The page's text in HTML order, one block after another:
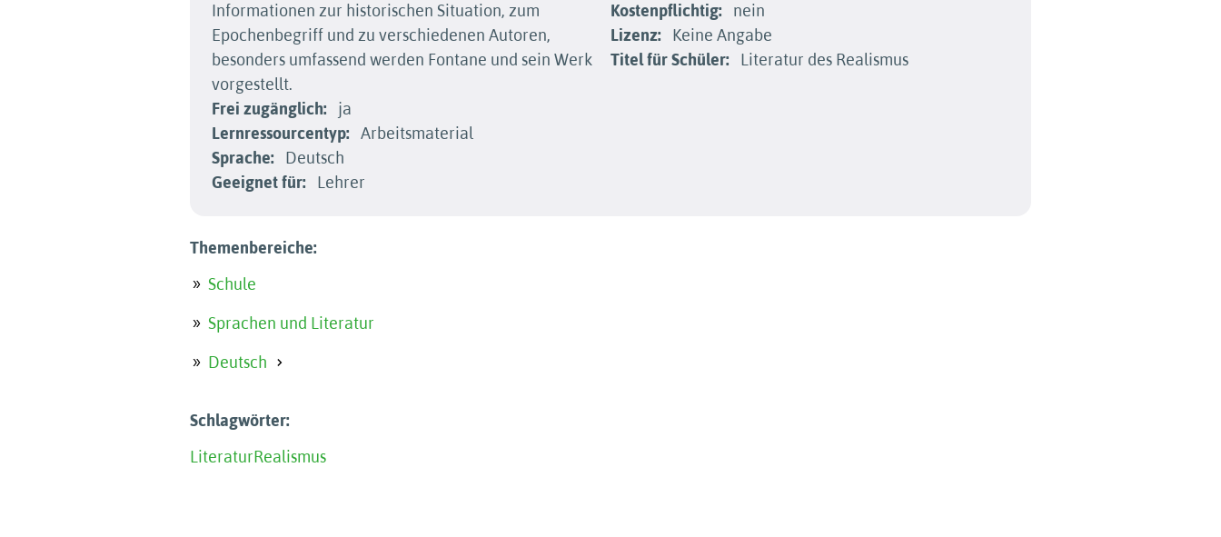
Informationen zur historischen Situation, zum
Epochenbegriff und zu verschiedenen Autoren,
besonders umfassend werden Fontane und sein Werk
vorgestellt.
Frei zugänglich:
ja
Lernressourcentyp:
Arbeitsmaterial
Sprache:
Deutsch
Geeignet für:
Lehrer
Kostenpflichtig:
nein
Lizenz:
Keine Angabe
Titel für Schüler:
Literatur des Realismus
Themenbereiche:
Schule
Sprachen und Literatur
Deutsch
Schlagwörter:
LiteraturRealismus